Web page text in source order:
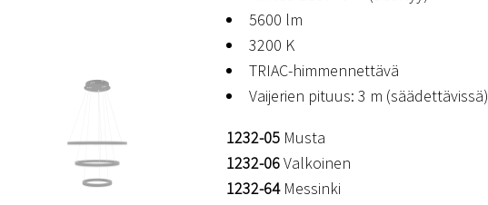
5600 lm
3200 K
TRIAC-himmennettävä
Vaijerien pituus: 3 m (säädettävissä)
1232-05 Musta
1232-06Valkoinen
1232-64Messinki